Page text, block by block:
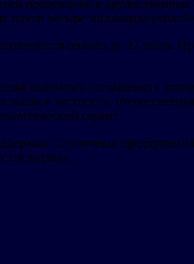
продукцией в
четыре миллиарда
онлайн до 22 июля.
подписать соглашения с
в частности,
сервис.
Столичные
площадках.